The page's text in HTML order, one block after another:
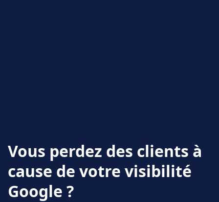
Vous perdez des clients à
cause de votre visibilité
Google ?